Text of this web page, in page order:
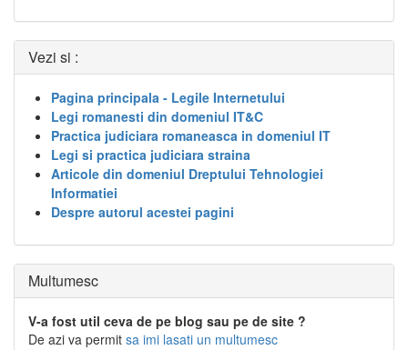
Vezi si :
Pagina principala - Legile Internetului
Legi romanesti din domeniul IT&C
Practica judiciara romaneasca in domeniul IT
Legi si practica judiciara straina
Articole din domeniul Dreptului Tehnologiei
Informatiei
Despre autorul acestei pagini
Multumesc
V-a fost util ceva de pe blog sau pe de site ?
De azi va permit sa imi lasati un multumesc